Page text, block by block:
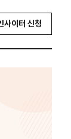
사이터 신청